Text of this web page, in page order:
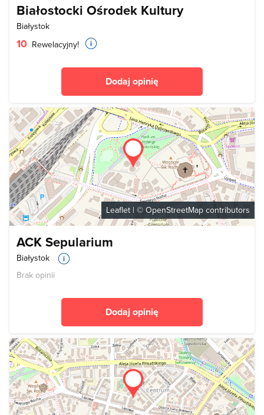
Białostocki Ośrodek Kultury
Białystok
10 Rewelacyjny!
Dodaj opinię
Leaflet | © OpenStreetMap contributors
ACK Sepularium
Białystok
Brak opinii
Dodaj opinię